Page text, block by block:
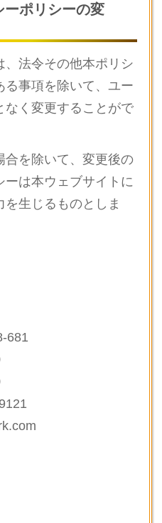
ーポリシーの変
、法令その他本ポリシ
る事項を除いて、ユー
なく変更することがで
合を除いて、変更後の
ーは本ウェブサイトに
生じるものとしま
681